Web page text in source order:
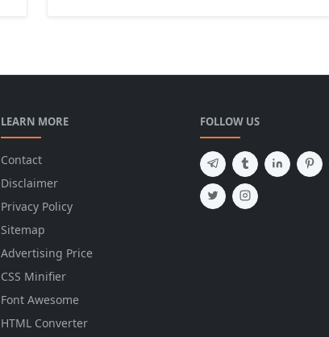
LEARN MORE
Contact
Disclaimer
Privacy Policy
Sitemap
Advertising Price
CSS Minifier
Font Awesome
HTML Converter
FOLLOW US